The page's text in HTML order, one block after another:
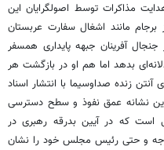
مذاکرات توسط اصولگرایان این
مانند اشغال سفارت عربستان
آفرینان جبهه پایداری همسفر
بدهد اما هم او در بازگشت هر
زنده صداوسیما با انتشار اسناد
نشانه عمق نفوذ و سطح دسترسی
است که در آیین بدرقه رهبری در
و حتی رئیس مجلس خود را نشان